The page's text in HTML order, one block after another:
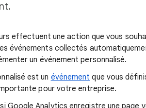
effectuent une action que vous
événements collectés
un événement personnalisé.
est un événement que vous
pour votre entreprise.
Google Analytics enregistre une page